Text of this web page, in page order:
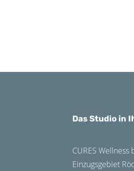
Das Studio in
CURES
Einzugsgebiet